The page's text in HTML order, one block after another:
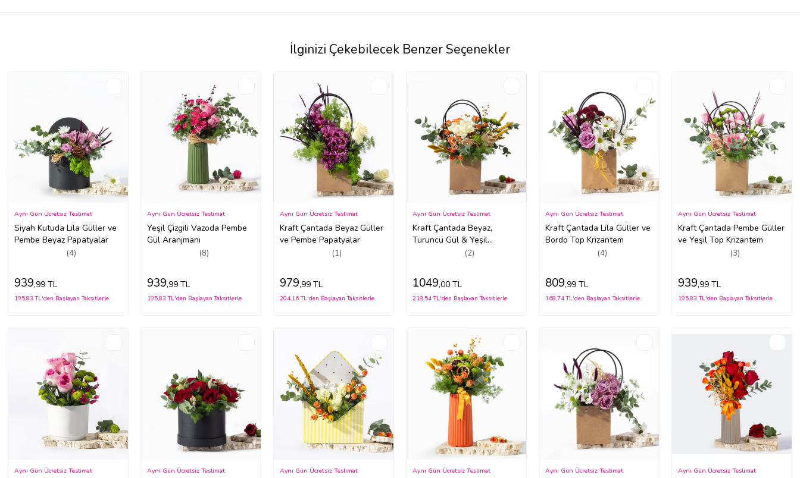
İlginizi Çekebilecek Benzer Seçenekler
Siyah Kutuda Lila Güller ve
Pembe Beyaz Papatyalar
(4)
Aynı Gün Ücretsiz Teslimat
939,99 TL
195,83 TL'den Başlayan Taksitlerle
Yeşil Çizgili Vazoda Pembe
Gül Aranjmanı
(8)
Aynı Gün Ücretsiz Teslimat
939,99 TL
195,83 TL'den Başlayan Taksitlerle
Kraft Çantada Beyaz Güller
ve Pembe Papatyalar
(1)
Aynı Gün Ücretsiz Teslimat
979,99 TL
204,16 TL'den Başlayan Taksitlerle
Kraft Çantada Beyaz,
Turuncu Gül & Yeşil
(2)
Aynı Gün Ücretsiz Teslimat
1049,00 TL
218,54 TL'den Başlayan Taksitlerle
Kraft Çantada Lila Güller ve
Bordo Top Krizantem
(4)
Aynı Gün Ücretsiz Teslimat
809,99 TL
168,74 TL'den Başlayan Taksitlerle
Kraft Çantada Pembe Güller
ve Yeşil Top Krizantem
(3)
Aynı Gün Ücretsiz Teslimat
939,99 TL
195,83 TL'den Başlayan Taksitlerle
Aynı Gün Ücretsiz Teslimat Aynı Gün Ücretsiz Teslimat Aynı Gün Ücretsiz Teslimat Aynı Gün Ücretsiz Teslimat Aynı Gün Ücretsiz Teslimat Aynı Gün Ücretsiz Teslimat